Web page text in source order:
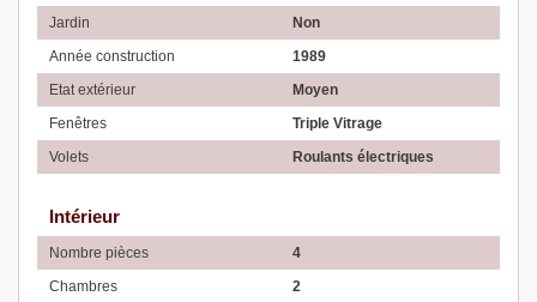
Jardin
Non
Année construction
1989
Etat extérieur
Moyen
Fenêtres
Triple Vitrage
Volets
Roulants électriques
Intérieur
Nombre pièces
4
Chambres
2